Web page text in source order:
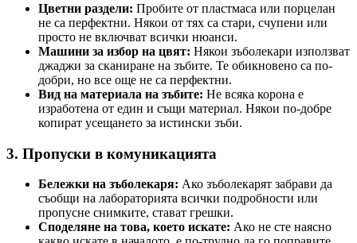
Цветни раздели: Пробите от пластмаса или порцелан
не са перфектни. Някои от тях са стари, счупени или
просто не включват всички нюанси.
Машини за избор на цвят: Някои зъболекари използват
джаджи за сканиране на зъбите. Те обикновено са по-
добри, но все още не са перфектни.
Вид на материала на зъбите: Не всяка корона е
изработена от един и същи материал. Някои по-добре
копират усещането за истински зъби.
3. Пропуски в комуникацията
Бележки на зъболекаря: Ако зъболекарят забрави да
съобщи на лабораторията всички подробности или
пропусне снимките, стават грешки.
Споделяне на това, което искате: Ако не сте наясно